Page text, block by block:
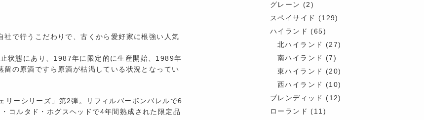
で行うこだわりで、古くから愛好家に根強い人気
状態にあり、1987年に限定的に生産開始、1989年
の原酒ですら原酒が枯渇している状況となってい
リーシリーズ」第2弾。リフィルバーボンバレルで6
コルタド・ホグスヘッドで4年間熟成された限定品
グレーン (2)
スペイサイド
(129)
ハイランド (65)
北ハイランド
(27)
南ハイランド
(7)
東ハイランド
(20)
西ハイランド
(10)
ブレンディッド
(12)
ローランド (11)